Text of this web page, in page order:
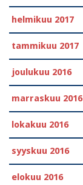
helmikuu 2017
tammikuu 2017
joulukuu 2016
marraskuu 2016
lokakuu 2016
syyskuu 2016
elokuu 2016